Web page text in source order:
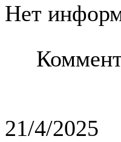
Нет
21/4/2025